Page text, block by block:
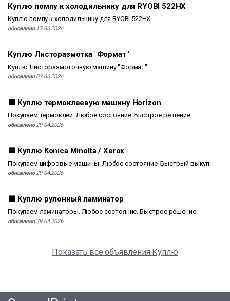
Куплю помпу к холодильнику для RYOBI 522HX
Куплю помпу к холодильнику для RYOBI 522HX
обновлено17.06.2026
Куплю Листоразмотка "Формат"
Куплю Листоразмоточную машину "Формат"
обновлено03.06.2026
🟫 Куплю термоклеевую машину Horizon
Покупаем термоклей. Любое состояние. Быстрое решение.
обновлено29.04.2026
🟦 Куплю Konica Minolta / Xerox
Покупаем цифровые машины. Любое состояние. Быстрый выкуп.
обновлено29.04.2026
🟩 Куплю рулонный ламинатор
Покупаем ламинаторы. Любое состояние. Быстрое решение.
обновлено29.04.2026
Показать все объявления Куплю